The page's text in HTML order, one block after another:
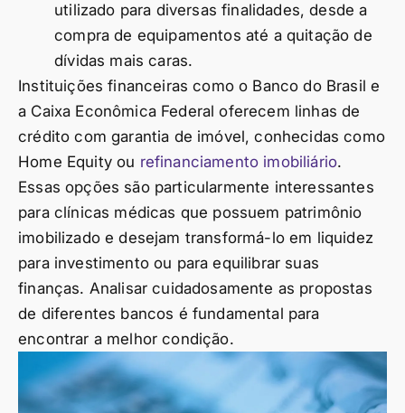
utilizado para diversas finalidades, desde a
compra de equipamentos até a quitação de
dívidas mais caras.
Instituições financeiras como o Banco do Brasil e
a Caixa Econômica Federal oferecem linhas de
crédito com garantia de imóvel, conhecidas como
Home Equity ou refinanciamento imobiliário.
Essas opções são particularmente interessantes
para clínicas médicas que possuem patrimônio
imobilizado e desejam transformá-lo em liquidez
para investimento ou para equilibrar suas
finanças. Analisar cuidadosamente as propostas
de diferentes bancos é fundamental para
encontrar a melhor condição.